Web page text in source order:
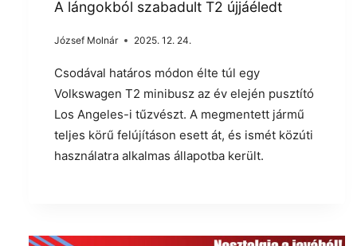
A lángokból szabadult T2 újjáéledt
József Molnár 2025. 12. 24.
Csodával határos módon élte túl egy
Volkswagen T2 minibusz az év elején pusztító
Los Angeles-i tűzvészt. A megmentett jármű
teljes körű felújításon esett át, és ismét közúti
használatra alkalmas állapotba került.